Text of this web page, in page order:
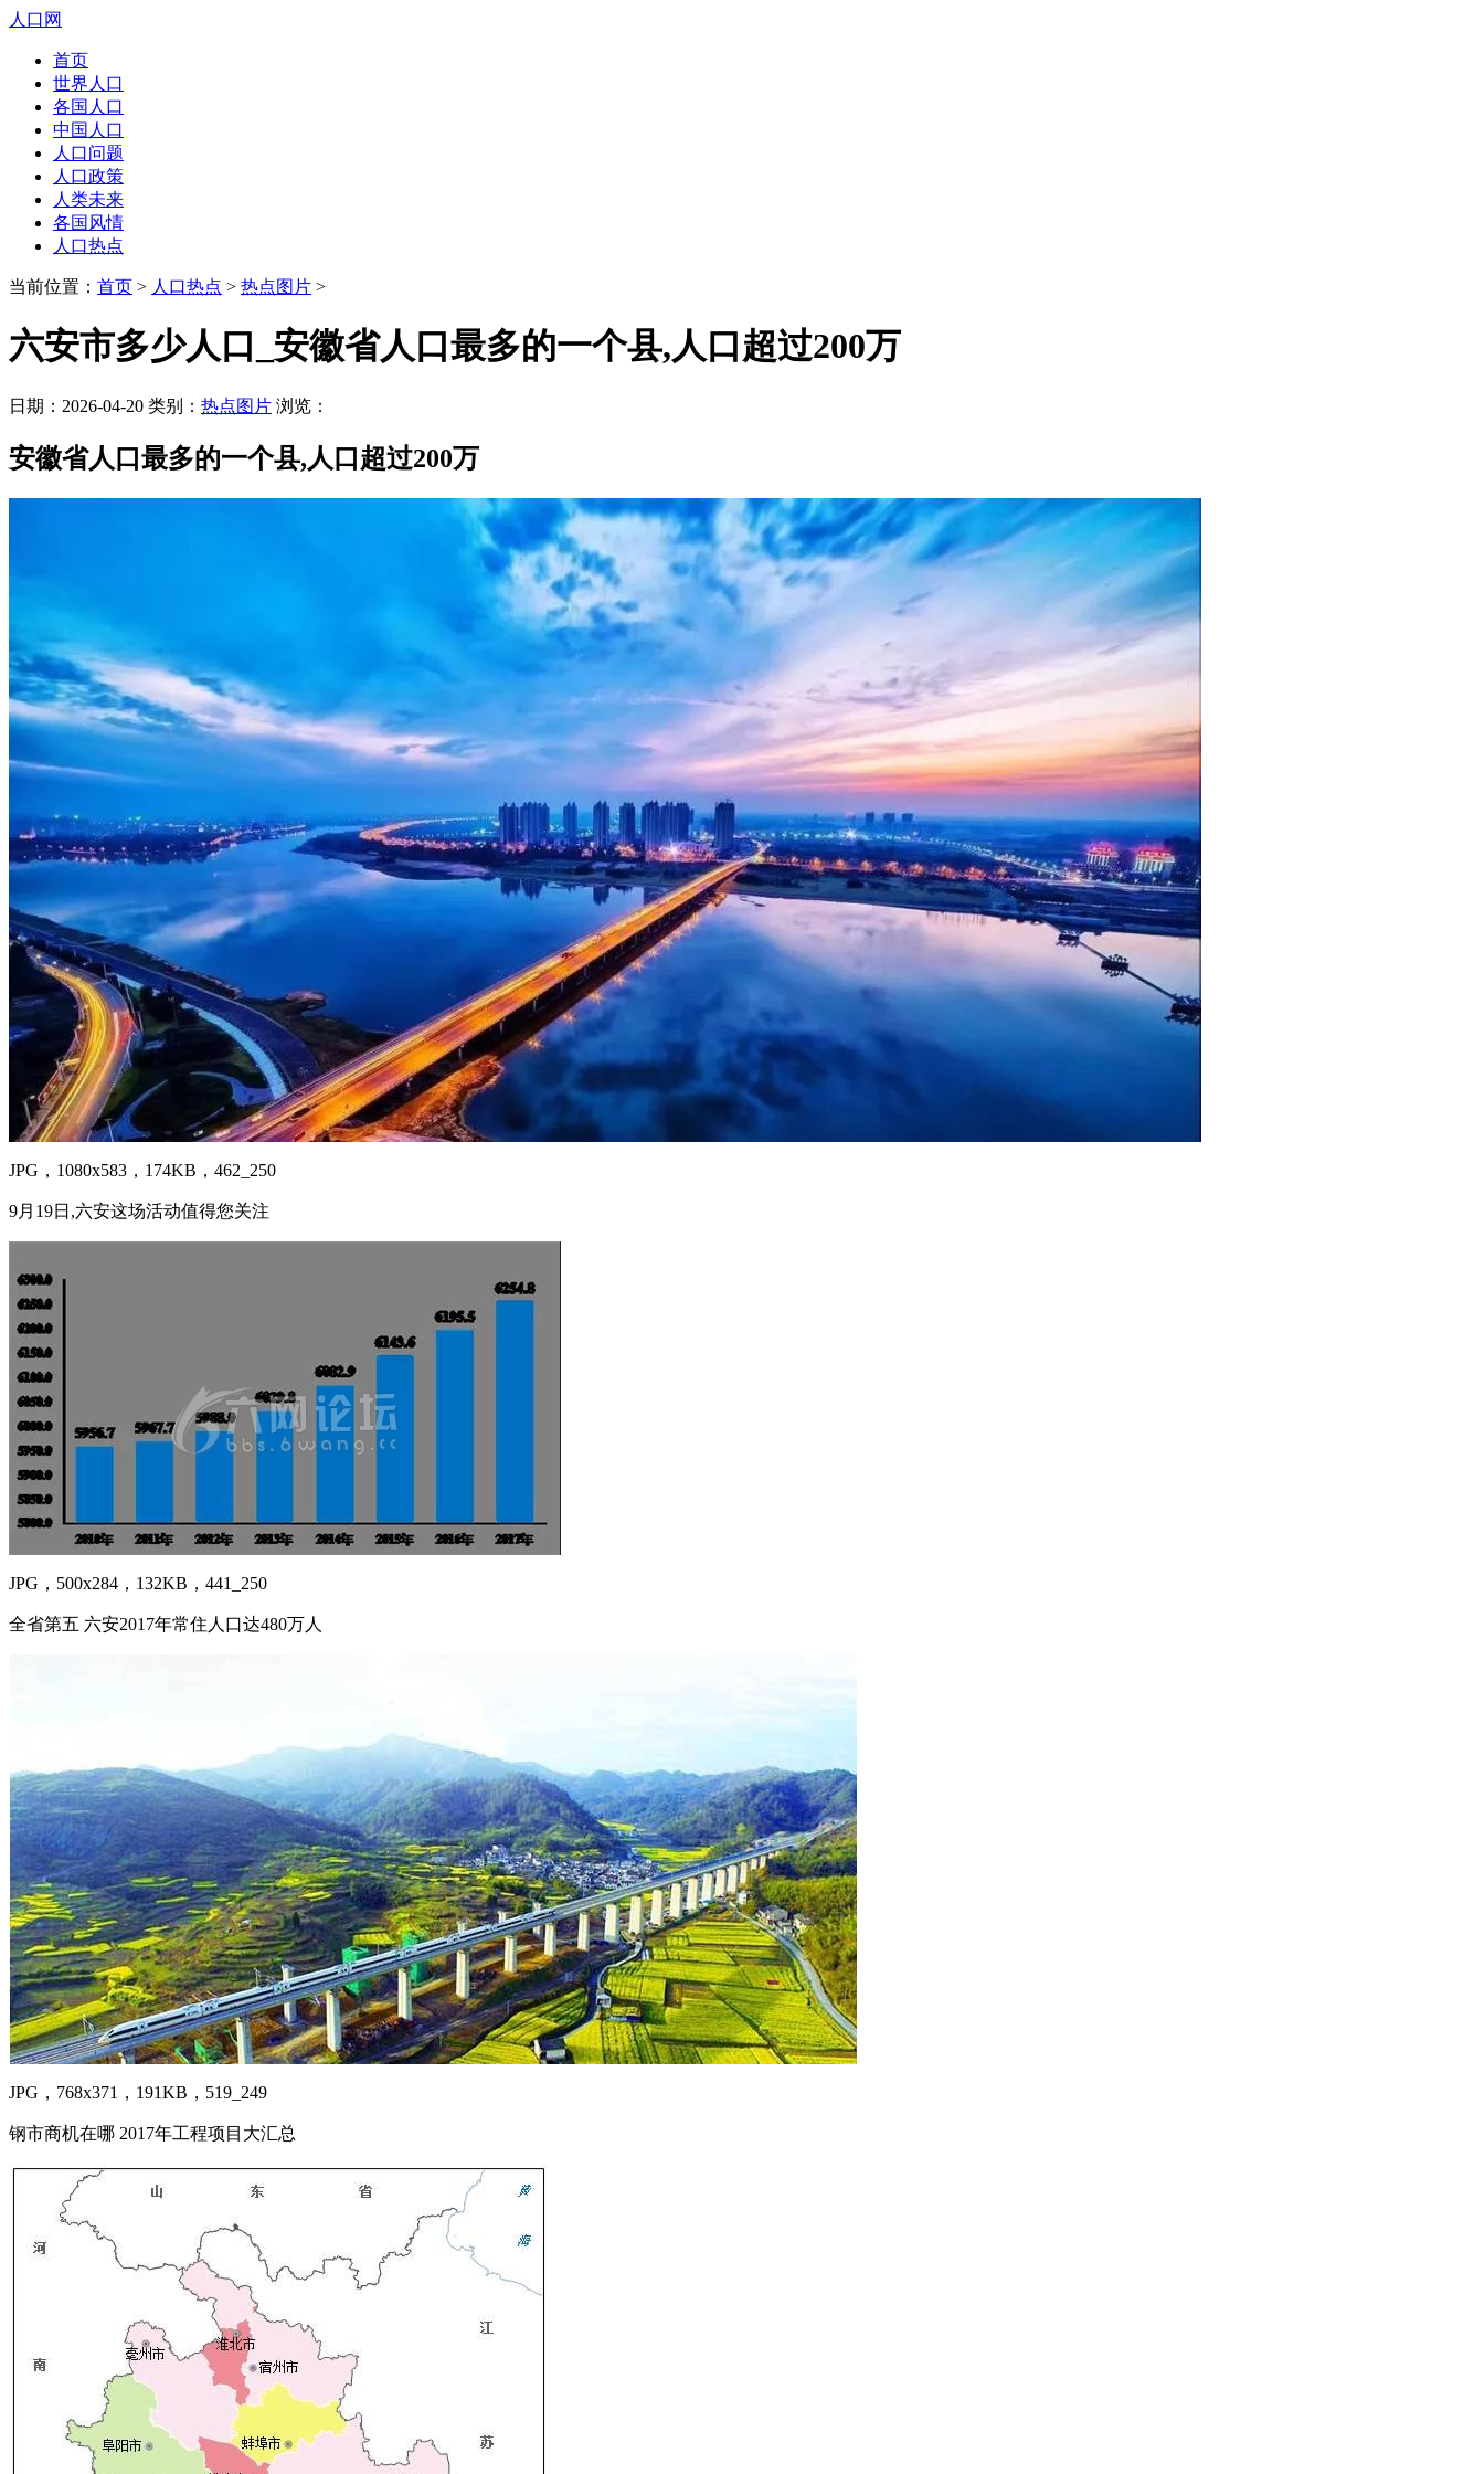
人口网
首页
世界人口
各国人口
中国人口
人口问题
人口政策
人类未来
各国风情
人口热点
当前位置： 首页 > 人口热点 > 热点图片 >
六安市多少人口_安徽省人口最多的一个县,人口超过200万
日期：2026-04-20 类别： 热点图片 浏览：
安徽省人口最多的一个县,人口超过200万
JPG，1080x583，174KB，462_250
9月19日,六安这场活动值得您关注
JPG，500x284，132KB，441_250
全省第五 六安2017年常住人口达480万人
JPG，768x371，191KB，519_249
钢市商机在哪 2017年工程项目大汇总